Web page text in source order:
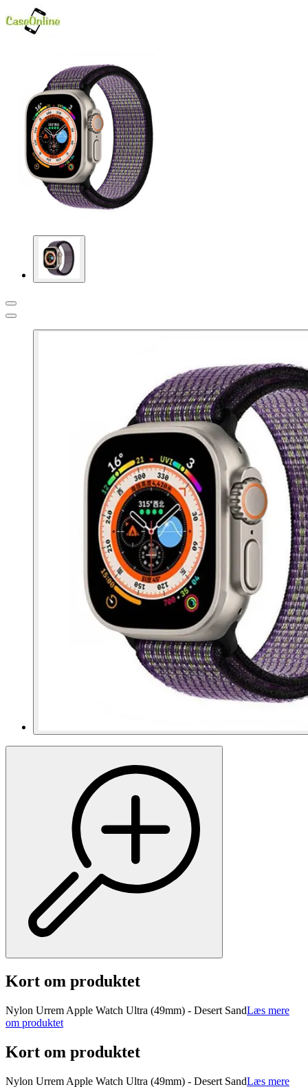
Kort om produktet
Nylon Urrem Apple Watch Ultra (49mm) - Desert SandLæs mere
om produktet
Kort om produktet
Nylon Urrem Apple Watch Ultra (49mm) - Desert SandLæs mere